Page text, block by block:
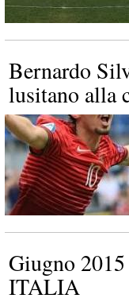
Bernardo
lusitano alla
Giugno
ITALIA